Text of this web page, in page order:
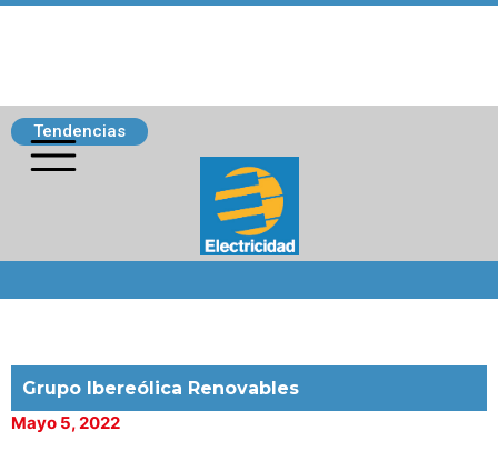
Tendencias
Grupo Ibereólica Renovables
Mayo 5, 2022